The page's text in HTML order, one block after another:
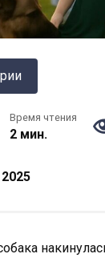
Время чтения
2 мин.